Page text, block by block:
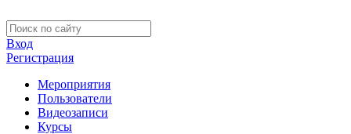
Вход
Регистрация
Мероприятия
Пользователи
Видеозаписи
Курсы